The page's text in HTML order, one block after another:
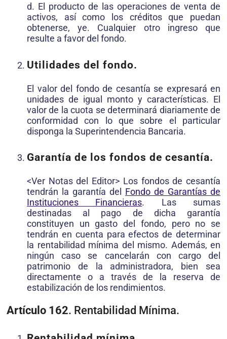
d. El producto de las operaciones de venta de
activos, así como los créditos que puedan
obtenerse, ye. Cualquier otro ingreso que
resulte a favor del fondo.
Utilidades del fondo.
El valor del fondo de cesantía se expresará en
unidades de igual monto y características. El
valor de la cuota se determinará diariamente de
conformidad con lo que sobre el particular
disponga la Superintendencia Bancaria.
Garantía de los fondos de cesantía.
<Ver Notas del Editor> Los fondos de cesantía
tendrán la garantía del Fondo de Garantías de
Instituciones Financieras. Las sumas
destinadas al pago de dicha garantía
constituyen un gasto del fondo, pero no se
tendrán en cuenta para efectos de determinar
la rentabilidad mínima del mismo. Además, en
ningún caso se cancelarán con cargo del
patrimonio de la administradora, bien sea
directamente o a través de la reserva de
estabilización de los rendimientos.
Artículo 162. Rentabilidad Mínima.